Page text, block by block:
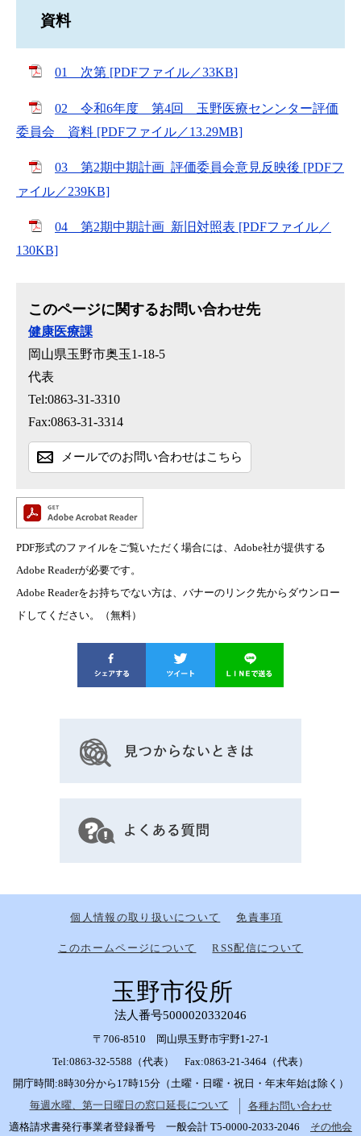
資料
01 次第 [PDFファイル／33KB]
02 令和6年度 第4回 玉野医療センンター評価
委員会 資料 [PDFファイル／13.29MB]
03 第2期中期計画_評価委員会意見反映後 [PDFフ
ァイル／239KB]
04 第2期中期計画_新旧対照表 [PDFファイル／
130KB]
このページに関するお問い合わせ先
健康医療課
岡山県玉野市奥玉1-18-5
代表
Tel:0863-31-3310
Fax:0863-31-3314
メールでのお問い合わせはこちら
PDF形式のファイルをご覧いただく場合には、Adobe社が提供する
Adobe Readerが必要です。
Adobe Readerをお持ちでない方は、バナーのリンク先からダウンロー
ドしてください。（無料）
個人情報の取り扱いについて 免責事項
このホームページについて RSS配信について
玉野市役所
法人番号5000020332046
〒706-8510 岡山県玉野市宇野1-27-1
Tel:0863-32-5588（代表） Fax:0863-21-3464（代表）
開庁時間:8時30分から17時15分（土曜・日曜・祝日・年末年始は除く）
毎週水曜、第一日曜日の窓口延長について
各種お問い合わせ
適格請求書発行事業者登録番号 一般会計 T5-0000-2033-2046 その他会